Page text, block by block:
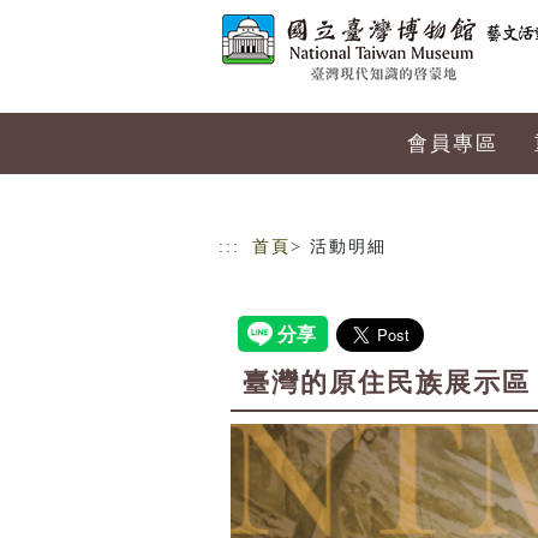
會員專區
::: 首頁 > 活動明細
臺灣的原住民族展示區